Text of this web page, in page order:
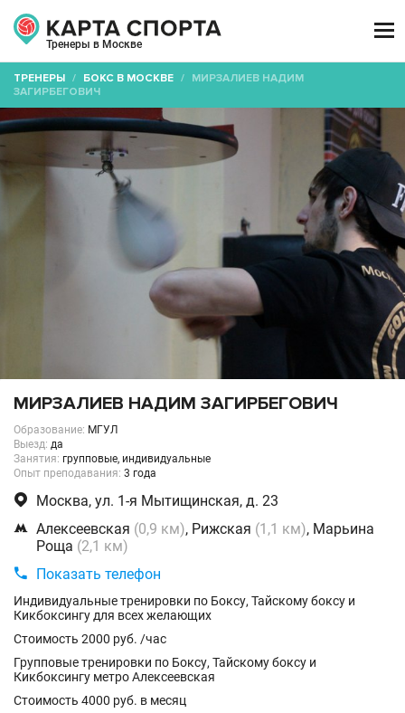
Тренеры в Москве

ТРЕНЕРЫ / БОКС В МОСКВЕ / МИРЗАЛИЕВ НАДИМ
ЗАГИРБЕГОВИЧ
МИРЗАЛИЕВ НАДИМ ЗАГИРБЕГОВИЧ
Образование: МГУЛ
Выезд: да
Занятия: групповые, индивидуальные
Опыт преподавания: 3 года
 Москва, ул. 1-я Мытищинская, д. 23
 Алексеевская (0,9 км), Рижская (1,1 км), Марьина
Роща (2,1 км)
 Показать телефон
Индивидуальные тренировки по Боксу, Тайскому боксу и
Кикбоксингу для всех желающих
Стоимость 2000 руб. /час
Групповые тренировки по Боксу, Тайскому боксу и
Кикбоксингу метро Алексеевская
Стоимость 4000 руб. в месяц